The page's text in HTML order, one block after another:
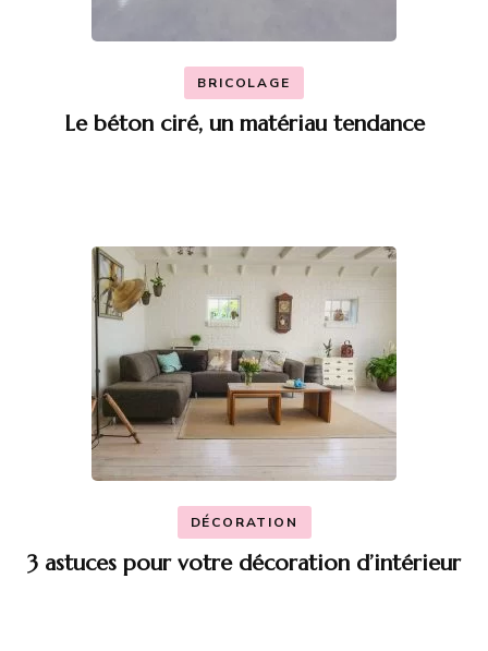
BRICOLAGE
Le béton ciré, un matériau tendance
DÉCORATION
3 astuces pour votre décoration d’intérieur